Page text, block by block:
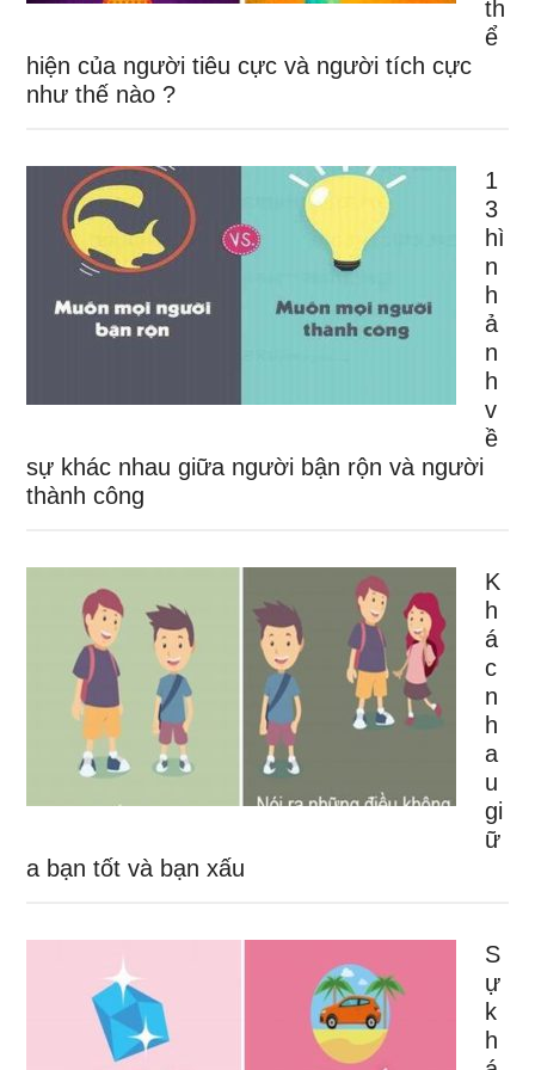
th
ể
hiện của người tiêu cực và người tích cực
như thế nào ?
1
3
hì
n
h
ả
n
h
v
ề
sự khác nhau giữa người bận rộn và người
thành công
K
h
á
c
n
h
a
u
gi
ữ
a bạn tốt và bạn xấu
S
ự
k
h